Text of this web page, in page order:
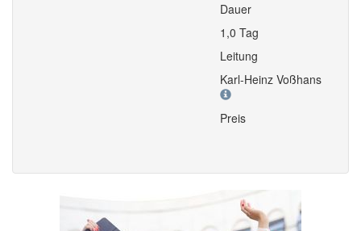
Dauer
1,0 Tag
Leitung
Karl-Heinz Voßhans
Preis